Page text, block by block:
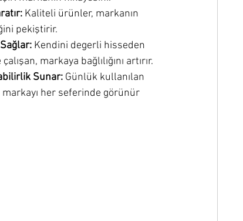
Kaliteli ürünler, markanın
pekiştirir.
Kendini degerli hisseden
markaya bağlılığını artırır.
Sunar: Günlük kullanılan
her seferinde görünür